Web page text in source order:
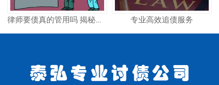
律师要债真的管用吗 揭秘专业律师追债全流程 专业高效追债服务